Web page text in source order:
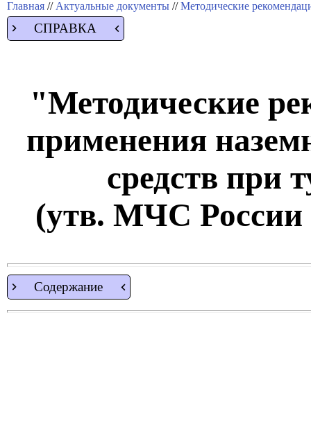
Главная // Актуальные документы //Методические
СПРАВКА
"Методические
применения
средств при
(утв. МЧС России
Содержание